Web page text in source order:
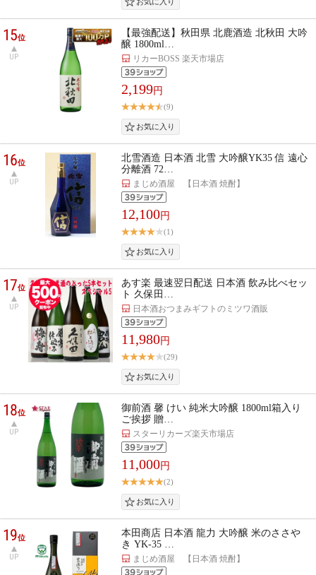
15位
UP
【最強配送】秋田県 北鹿酒造 北秋田 大吟
醸 1800ml…
リカーBOSS 楽天市場店
2,199円
(9)
16位
UP
北雪酒造 日本酒 北雪 大吟醸YK35 信 遠心
分離酒 72…
まじめ酒屋 【日本酒 焼酎】
12,100円
(1)
17位
UP
あす楽 最速翌日配送 日本酒 飲み比べセッ
ト 久保田…
日本酒おつまみギフトのミツワ酒販
11,980円
(29)
18位
UP
御前酒 馨 けい 純米大吟醸 1800ml箱入り
ご挨拶 贈…
スターリカーズ楽天市場店
11,000円
(2)
19位
UP
本田商店 日本酒 龍力 大吟醸 米のささや
き YK-35 …
まじめ酒屋 【日本酒 焼酎】